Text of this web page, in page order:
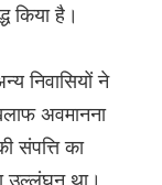
किया है।
निवासियों ने
अवमानना
संपत्ति का